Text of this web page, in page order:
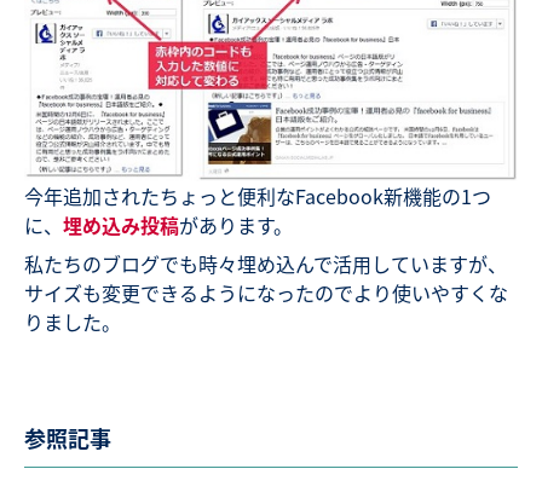
今年追加されたちょっと便利なFacebook新機能の1つ
に、 埋め込み投稿があります。
私たちのブログでも時々埋め込んで活用していますが、
サイズも変更できるようになったのでより使いやすくな
りました。
参照記事